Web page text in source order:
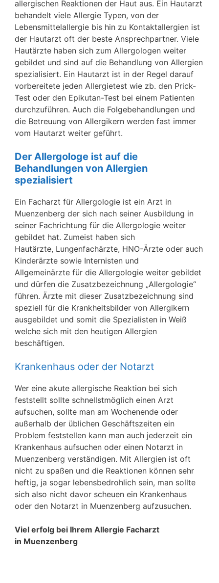
allergischen Reaktionen der Haut aus. Ein Hautarzt
behandelt viele Allergie Typen, von der
Lebensmittelallergie bis hin zu Kontaktallergien ist
der Hautarzt oft der beste Ansprechpartner. Viele
Hautärzte haben sich zum Allergologen weiter
gebildet und sind auf die Behandlung von Allergien
spezialisiert. Ein Hautarzt ist in der Regel darauf
vorbereitete jeden Allergietest wie zb. den Prick-
Test oder den Epikutan-Test bei einem Patienten
durchzuführen. Auch die Folgebehandlungen und
die Betreuung von Allergikern werden fast immer
vom Hautarzt weiter geführt.
Der Allergologe ist auf die
Behandlungen von Allergien
spezialisiert
Ein Facharzt für Allergologie ist ein Arzt in
Muenzenberg der sich nach seiner Ausbildung in
seiner Fachrichtung für die Allergologie weiter
gebildet hat. Zumeist haben sich
Hautärzte, Lungenfachärzte, HNO-Ärzte oder auch
Kinderärzte sowie Internisten und
Allgemeinärzte für die Allergologie weiter gebildet
und dürfen die Zusatzbezeichnung „Allergologie“
führen. Ärzte mit dieser Zusatzbezeichnung sind
speziell für die Krankheitsbilder von Allergikern
ausgebildet und somit die Spezialisten in Weiß
welche sich mit den heutigen Allergien
beschäftigen.
Krankenhaus oder der Notarzt
Wer eine akute allergische Reaktion bei sich
feststellt sollte schnellstmöglich einen Arzt
aufsuchen, sollte man am Wochenende oder
außerhalb der üblichen Geschäftszeiten ein
Problem feststellen kann man auch jederzeit ein
Krankenhaus aufsuchen oder einen Notarzt in
Muenzenberg verständigen. Mit Allergien ist oft
nicht zu spaßen und die Reaktionen können sehr
heftig, ja sogar lebensbedrohlich sein, man sollte
sich also nicht davor scheuen ein Krankenhaus
oder den Notarzt in Muenzenberg aufzusuchen.
Viel erfolg bei Ihrem Allergie Facharzt
in Muenzenberg